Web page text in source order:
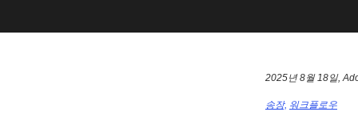
2025년 8월 18일,
송장, 워크플로우